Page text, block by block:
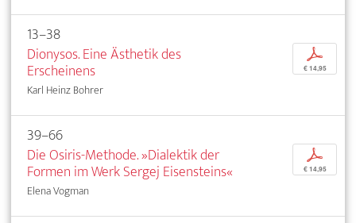
13–38
Dionysos. Eine Ästhetik des
Erscheinens
Karl Heinz Bohrer
p
€ 14,95
39–66
Die Osiris-Methode. »Dialektik der
Formen im Werk Sergej Eisensteins«
Elena Vogman
p
€ 14,95